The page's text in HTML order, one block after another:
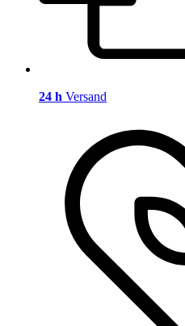
24 h Versand